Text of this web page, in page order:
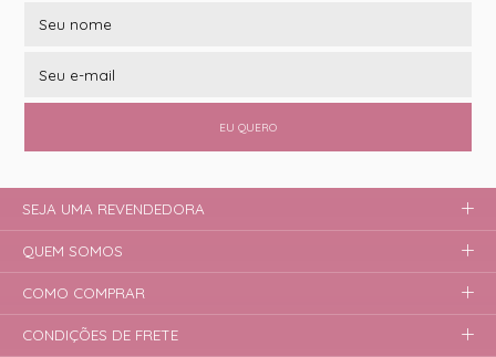
EU QUERO
SEJA UMA REVENDEDORA
QUEM SOMOS
COMO COMPRAR
CONDIÇÕES DE FRETE